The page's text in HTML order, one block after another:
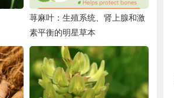
荨麻叶：生殖系统、肾上腺和激
素平衡的明星草本